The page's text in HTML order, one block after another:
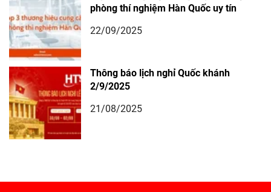
phòng thí nghiệm Hàn Quốc uy tín
22/09/2025
Thông báo lịch nghỉ Quốc khánh
2/9/2025
21/08/2025